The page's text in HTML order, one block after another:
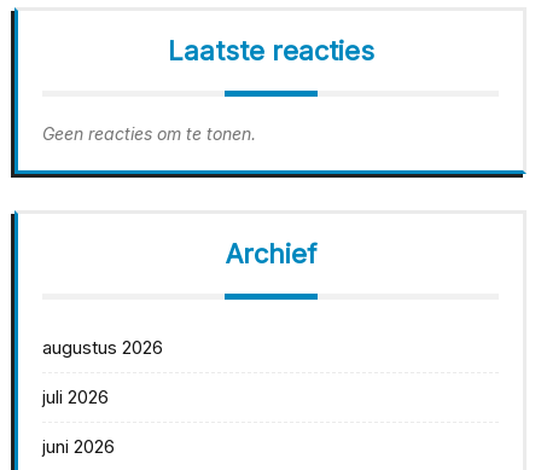
Laatste reacties
Geen reacties om te tonen.
Archief
augustus 2026
juli 2026
juni 2026